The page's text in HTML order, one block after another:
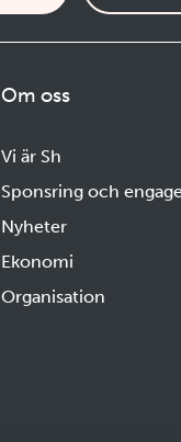
Om oss
Vi är Sh
Sponsring och
Nyheter
Ekonomi
Organisation